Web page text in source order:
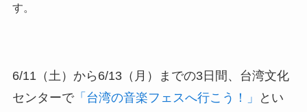
す。
6/11（土）から6/13（月）までの3日間、台湾文化
センターで「台湾の音楽フェスへ行こう！」
とい